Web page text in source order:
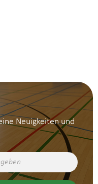
Neuigkeiten und